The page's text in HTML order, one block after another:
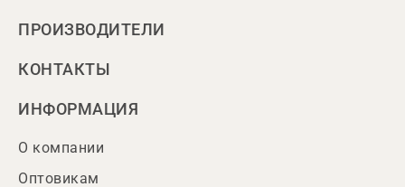
ПРОИЗВОДИТЕЛИ
КОНТАКТЫ
ИНФОРМАЦИЯ
О компании
Оптовикам